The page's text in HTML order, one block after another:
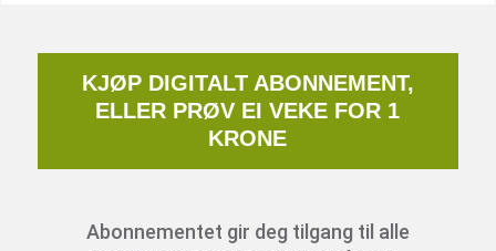
KJØP DIGITALT ABONNEMENT,
ELLER PRØV EI VEKE FOR 1
KRONE
Abonnementet gir deg tilgang til alle